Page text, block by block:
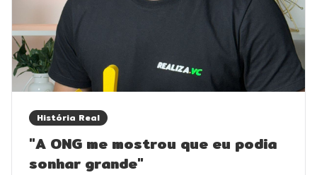
História Real
"A ONG me mostrou que eu podia
sonhar grande"